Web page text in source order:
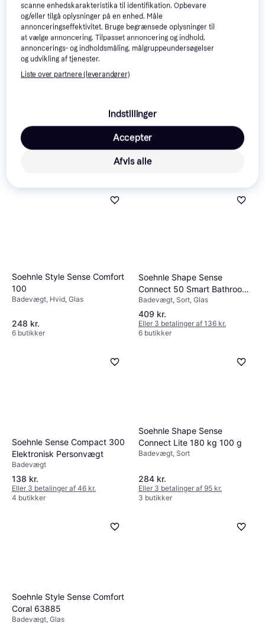
Soehnle Style Sense Comfort
100
Badevægt, Hvid, Glas
248 kr.
6 butikker
Soehnle Shape Sense
Connect 50 Smart Bathroom
Scales
Badevægt, Sort, Glas
409 kr.
Eller 3 betalinger af 136 kr.
6 butikker
Soehnle Sense Compact 300
Elektronisk Personvægt
Badevægt
138 kr.
Eller 3 betalinger af 46 kr.
4 butikker
Soehnle Shape Sense
Connect Lite 180 kg 100 g
Badevægt, Sort
284 kr.
Eller 3 betalinger af 95 kr.
3 butikker
Soehnle Style Sense Comfort
Coral 63885
Badevægt, Glas
scanne enhedskarakteristika til identifikation. Opbevare
og/eller tilgå oplysninger på en enhed. Måle
annonceringseffektivitet. Bruge begrænsede oplysninger til
at vælge annoncering. Tilpasset annoncering og indhold,
annoncerings- og indholdsmåling, målgruppeundersøgelser
og udvikling af tjenester.
Liste over partnere (leverandører)
Indstillinger
Afvis alle
Accepter